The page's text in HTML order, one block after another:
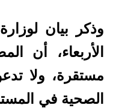
وذكر بيان
الأربعاء، أن
مستقرة، ولا
الصحية في